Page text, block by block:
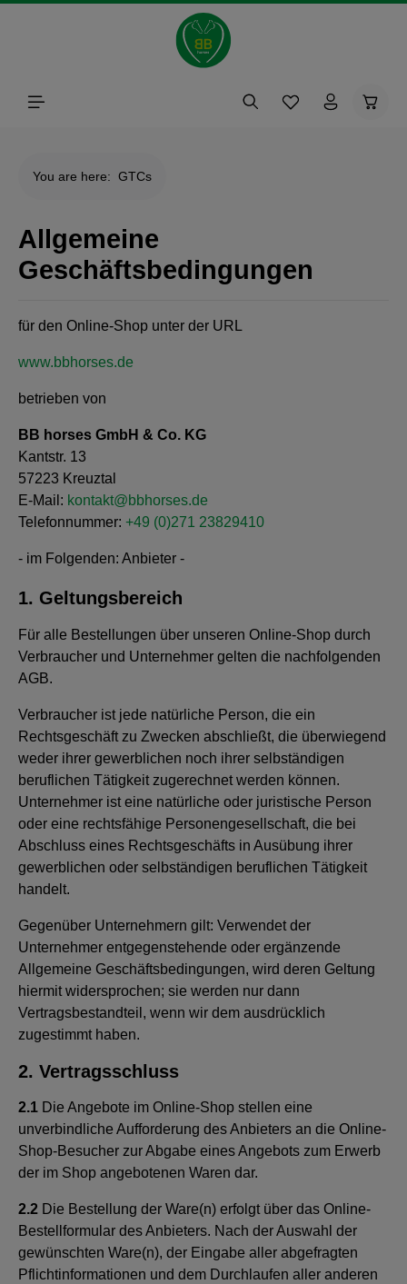
You are here: GTCs
Allgemeine
Geschäftsbedingungen
für den Online-Shop unter der URL
www.bbhorses.de
betrieben von
BB horses GmbH & Co. KG
Kantstr. 13
57223 Kreuztal
E-Mail: kontakt@bbhorses.de
Telefonnummer: +49 (0)271 23829410
- im Folgenden: Anbieter -
1. Geltungsbereich
Für alle Bestellungen über unseren Online-Shop durch
Verbraucher und Unternehmer gelten die nachfolgenden
AGB.
Verbraucher ist jede natürliche Person, die ein
Rechtsgeschäft zu Zwecken abschließt, die überwiegend
weder ihrer gewerblichen noch ihrer selbständigen
beruflichen Tätigkeit zugerechnet werden können.
Unternehmer ist eine natürliche oder juristische Person
oder eine rechtsfähige Personengesellschaft, die bei
Abschluss eines Rechtsgeschäfts in Ausübung ihrer
gewerblichen oder selbständigen beruflichen Tätigkeit
handelt.
Gegenüber Unternehmern gilt: Verwendet der
Unternehmer entgegenstehende oder ergänzende
Allgemeine Geschäftsbedingungen, wird deren Geltung
hiermit widersprochen; sie werden nur dann
Vertragsbestandteil, wenn wir dem ausdrücklich
zugestimmt haben.
2. Vertragsschluss
2.1 Die Angebote im Online-Shop stellen eine
unverbindliche Aufforderung des Anbieters an die Online-
Shop-Besucher zur Abgabe eines Angebots zum Erwerb
der im Shop angebotenen Waren dar.
2.2 Die Bestellung der Ware(n) erfolgt über das Online-
Bestellformular des Anbieters. Nach der Auswahl der
gewünschten Ware(n), der Eingabe aller abgefragten
Pflichtinformationen und dem Durchlaufen aller anderen